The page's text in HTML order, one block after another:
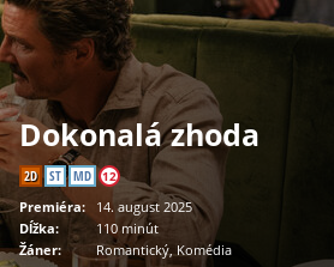
Dokonalá zhoda
2D ST MD 12
Premiéra:
14. august 2025
Dĺžka:
110 minút
Žáner:
Romantický, Komédia